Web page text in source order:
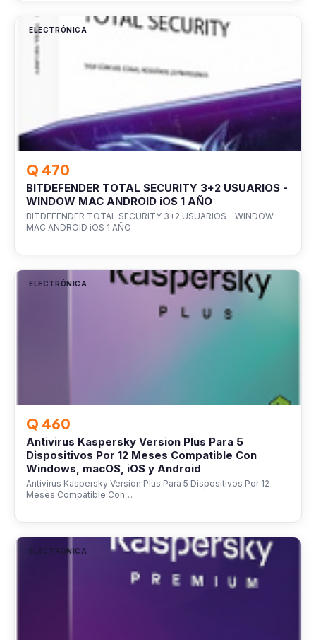
ELECTRÓNICA
Q 470
BITDEFENDER TOTAL SECURITY 3+2 USUARIOS -
WINDOW MAC ANDROID iOS 1 AÑO
BITDEFENDER TOTAL SECURITY 3+2 USUARIOS - WINDOW
MAC ANDROID iOS 1 AÑO
ELECTRÓNICA
Q 460
Antivirus Kaspersky Version Plus Para 5
Dispositivos Por 12 Meses Compatible Con
Windows, macOS, iOS y Android
Antivirus Kaspersky Version Plus Para 5 Dispositivos Por 12
Meses Compatible Con…
ELECTRÓNICA